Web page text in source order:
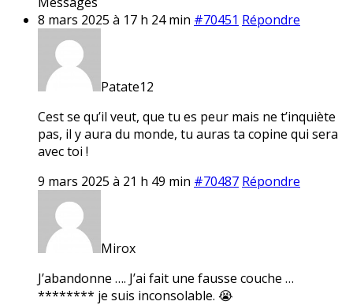
8 mars 2025 à 17 h 24 min #70451 Répondre
Patate12
Cest se qu’il veut, que tu es peur mais ne t’inquiète
pas, il y aura du monde, tu auras ta copine qui sera
avec toi !
9 mars 2025 à 21 h 49 min #70487 Répondre
Mirox
J’abandonne …. J’ai fait une fausse couche …
******** je suis inconsolable. 😭